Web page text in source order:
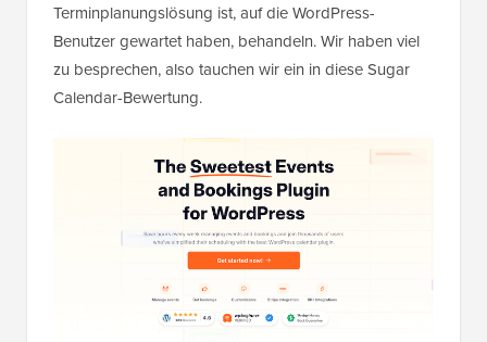
Terminplanungslösung ist, auf die WordPress-
Benutzer gewartet haben, behandeln. Wir haben viel
zu besprechen, also tauchen wir ein in diese Sugar
Calendar-Bewertung.